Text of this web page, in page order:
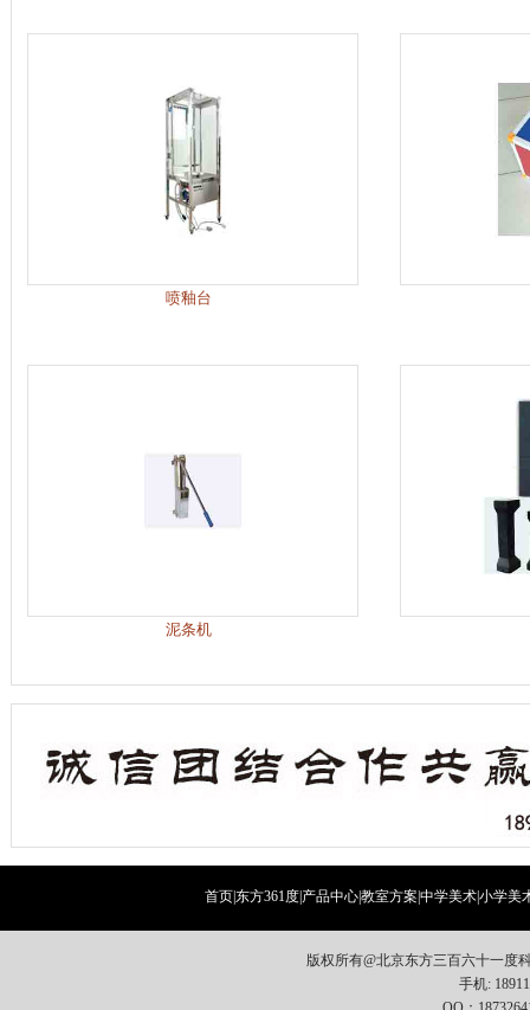
喷釉台
泥条机
首页|东方361度| 产品中心|教室方案 中学美术|小学美
版权所有@北京东方三百六十一度
手机: